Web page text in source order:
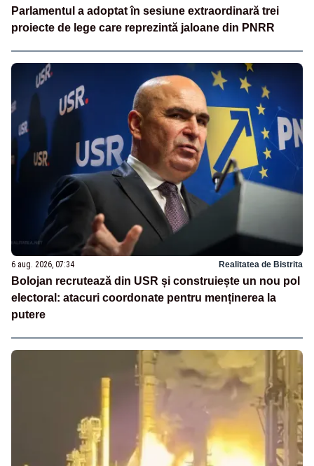
Parlamentul a adoptat în sesiune extraordinară trei
proiecte de lege care reprezintă jaloane din PNRR
6 aug. 2026, 07:34 Realitatea de Bistrita
Bolojan recrutează din USR și construiește un nou pol
electoral: atacuri coordonate pentru menținerea la
putere